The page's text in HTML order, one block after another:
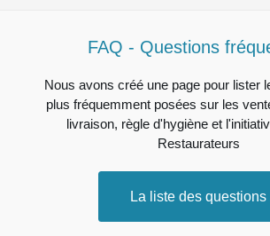
FAQ - Questions
Nous avons créé une page pour lister
plus fréquemment posées sur les
livraison, règle d'hygiène et
Restaurateurs
La liste des questions